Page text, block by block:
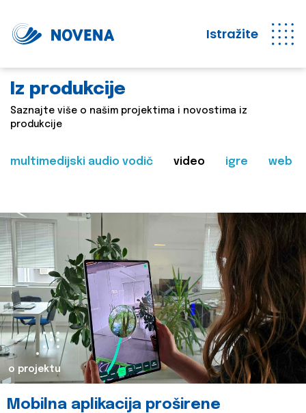
Istražite
Iz produkcije
Saznajte više o našim projektima i novostima iz
produkcije
multimedijski audio vodič video igre web
o projektu
Mobilna aplikacija proširene